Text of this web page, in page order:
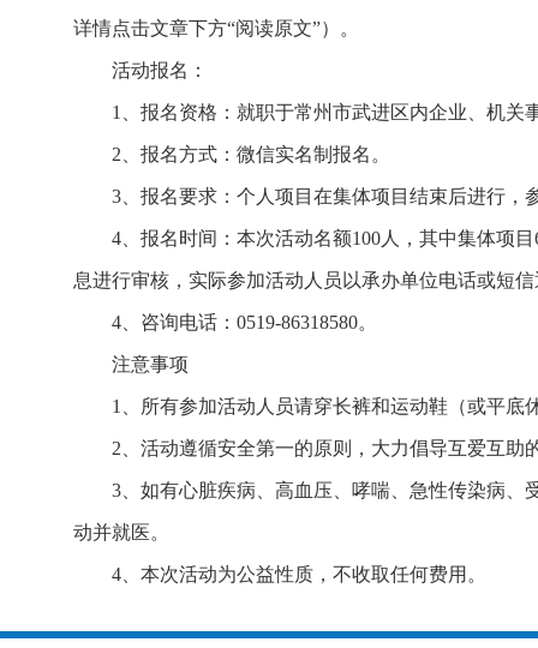
详情点击文章下方“阅读原文”）。
活动报名：
1、报名资格：就职于常州市武进区内企业、机关
2、报名方式：微信实名制报名。
3、报名要求：个人项目在集体项目结束后进行，
4、报名时间：本次活动名额100人，其中集体项
息进行审核，实际参加活动人员以承办单位电话或短
4、咨询电话：0519-86318580。
注意事项
1、所有参加活动人员请穿长裤和运动鞋（或平底
2、活动遵循安全第一的原则，大力倡导互爱互助
3、如有心脏疾病、高血压、哮喘、急性传染病
动并就医。
4、本次活动为公益性质，不收取任何费用。